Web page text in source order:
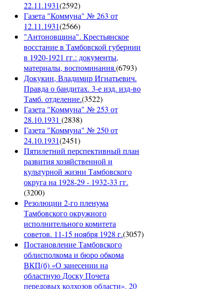
22.11.1931(2592)
Газета "Коммуна" № 263 от
12.11.1931(2566)
"Антоновщина". Крестьянское
восстание в Тамбовской губернии
в 1920-1921 гг.: документы,
материалы, воспоминания.(6793)
Докукин, Владимир Игнатьевич.
Правда о бандитах. 3-е изд. изд-во
Тамб. отделение.(3522)
Газета "Коммуна" № 253 от
28.10.1931 (2838)
Газета "Коммуна" № 250 от
24.10.1931(2451)
Пятилетний перспективный план
развития хозяйственной и
культурной жизни Тамбовского
округа на 1928-29 - 1932-33 гг.
(3200)
Резолюции 2-го пленума
Тамбовского окружного
исполнительного комитета
советов. 11-15 ноября 1928 г.(3057)
Постановление Тамбовского
облисполкома и бюро обкома
ВКП(б) «О занесении на
областную Доску Почета
передовых колхозов области». 20